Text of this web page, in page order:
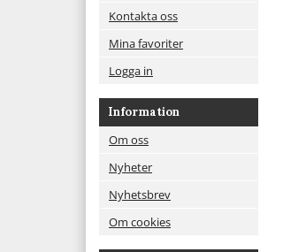
Kontakta oss
Mina favoriter
Logga in
Information
Om oss
Nyheter
Nyhetsbrev
Om cookies